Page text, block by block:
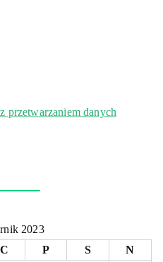
przetwarzaniem danych
2023
C P S
N